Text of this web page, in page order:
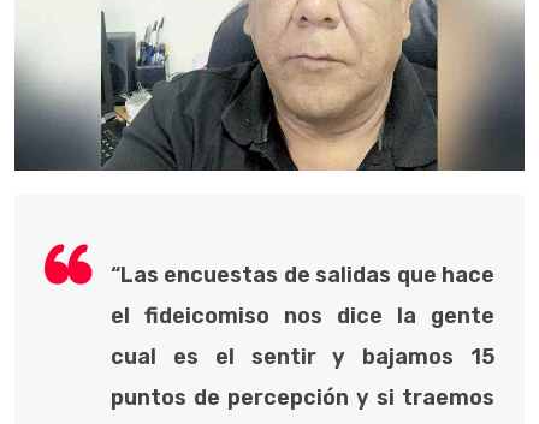
“Las encuestas de salidas que hace
el fideicomiso nos dice la gente
cual es el sentir y bajamos 15
puntos de percepción y si traemos